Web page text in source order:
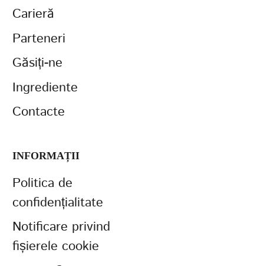
Carieră
Parteneri
Găsiți-ne
Ingrediente
Contacte
INFORMAȚII
Politica de
confidențialitate
Notificare privind
fișierele cookie